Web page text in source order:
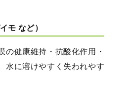
モ など）
の健康維持・抗酸化作用・
水に溶けやすく失われやす